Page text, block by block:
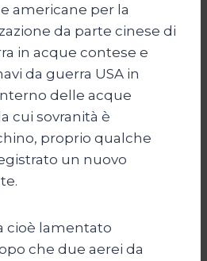
americane per la
da parte cinese di
in acque contese e
da guerra USA in
delle acque
cui sovranità è
proprio qualche
un nuovo
cioè lamentato
che due aerei da